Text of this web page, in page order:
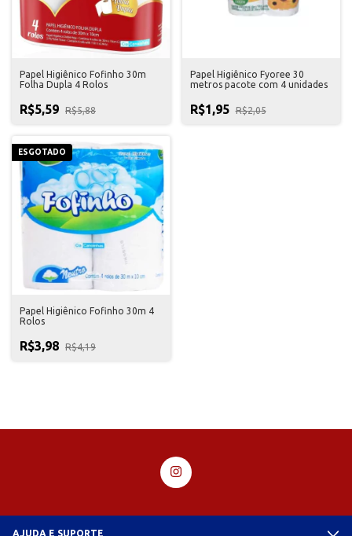
Papel Higiênico Fofinho 30m
Folha Dupla 4 Rolos
R$5,59 R$5,88
Papel Higiênico Fyoree 30
metros pacote com 4 unidades
R$1,95 R$2,05
ESGOTADO
Papel Higiênico Fofinho 30m 4
Rolos
R$3,98 R$4,19
AJUDA E SUPORTE